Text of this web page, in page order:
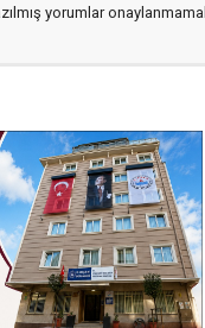
yorumlar